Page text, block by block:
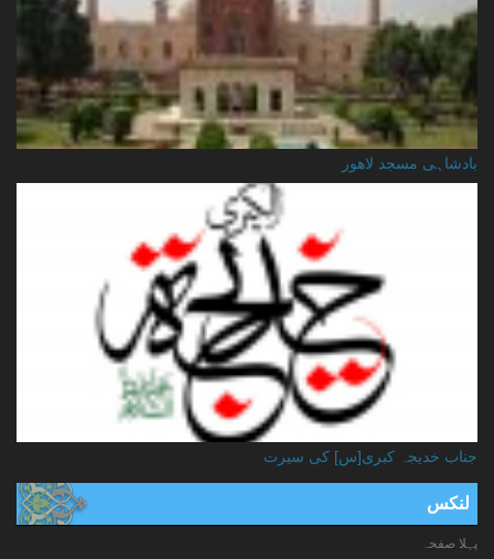
بادشاہی مسجد لاهور
جناب خدیجہ کبری[س] کی سیرت
لنکس
پہلا صفحہ